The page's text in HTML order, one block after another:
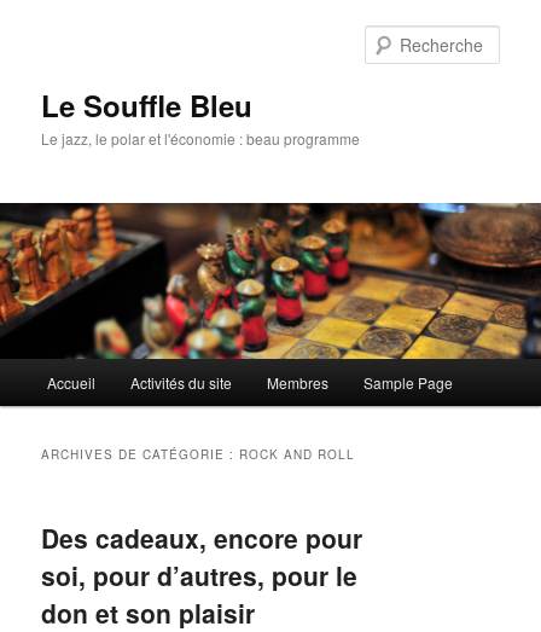
Le Souffle Bleu
Le jazz, le polar et l'économie : beau programme
principal
Aller
principal
Aller
secondaire
Accueil Activités du site Membres Sample Page
ARCHIVES DE CATÉGORIE : ROCK AND ROLL
Des cadeaux, encore pour
soi, pour d’autres, pour le
don et son plaisir